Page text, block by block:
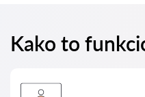
Kako to